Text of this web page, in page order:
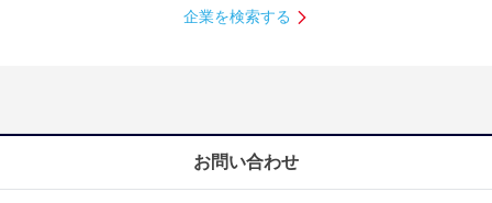
【4年生】
説明会を探す
就活ノウハウ・サポート
企業を検索する
お問い合わせ